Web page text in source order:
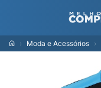
Moda e Acessórios